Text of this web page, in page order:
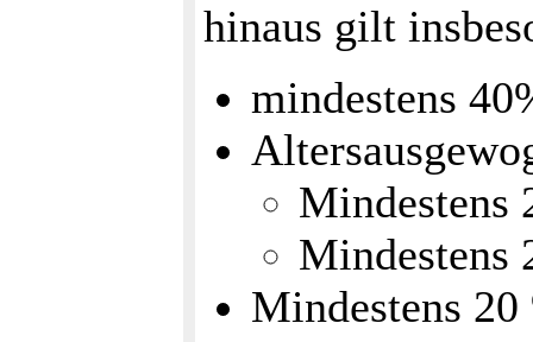
hinaus gilt
mindestens
Mindestens
Mindestens
Mindestens 20